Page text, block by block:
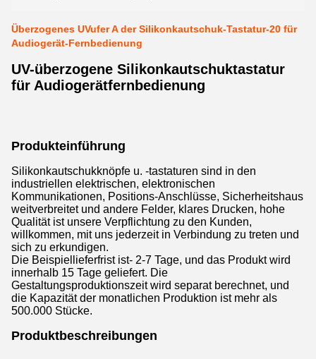
Überzogenes UVufer A der Silikonkautschuk-Tastatur-20 für
Audiogerät-Fernbedienung
UV-überzogene Silikonkautschuktastatur
für Audiogerätfernbedienung
Produkteinführung
Silikonkautschukknöpfe u. -tastaturen sind in den
industriellen elektrischen, elektronischen
Kommunikationen, Positions-Anschlüsse, Sicherheitshaus
weitverbreitet und andere Felder, klares Drucken, hohe
Qualität ist unsere Verpflichtung zu den Kunden,
willkommen, mit uns jederzeit in Verbindung zu treten und
sich zu erkundigen.
Die Beispiellieferfrist ist- 2-7 Tage, und das Produkt wird
innerhalb 15 Tage geliefert. Die
Gestaltungsproduktionszeit wird separat berechnet, und
die Kapazität der monatlichen Produktion ist mehr als
500.000 Stücke.
Produktbeschreibungen